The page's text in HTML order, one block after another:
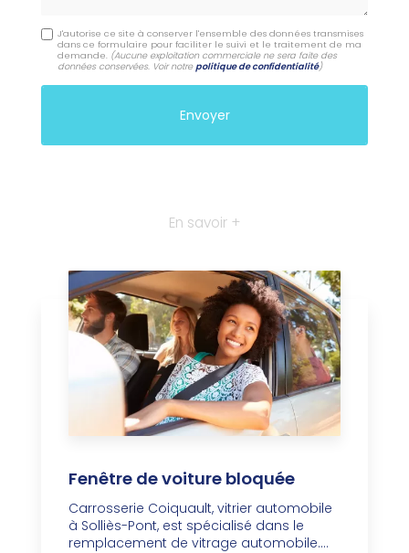
J'autorise ce site à conserver l'ensemble des données transmises
dans ce formulaire pour faciliter le suivi et le traitement de ma
demande. (Aucune exploitation commerciale ne sera faite des
données conservées. Voir notre politique de confidentialité)
En savoir +
Fenêtre de voiture bloquée
Carrosserie Coiquault, vitrier automobile
à Solliès-Pont, est spécialisé dans le
remplacement de vitrage automobile....